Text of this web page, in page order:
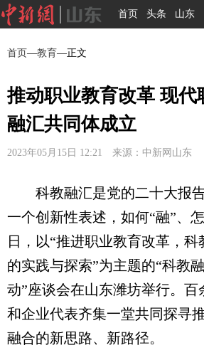
首页 头条 山东
首页—教育—正文
推动职业教育改革 现代
融汇共同体成立
2023年05月15日 12:21 来源：中新网山东
科教融汇是党的二十大报告
一个创新性表述，如何“融”、
日，以“推进职业教育改革，
的实践与探索”为主题的“科教
动”座谈会在山东潍坊举行。百
和企业代表齐集一堂共同探寻
融合的新思路、新路径。